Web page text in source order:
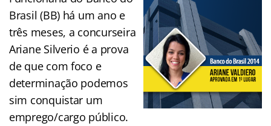
Brasil (BB) há um ano e
três meses, a concurseira
Ariane Silverio é a prova
de que com foco e
determinação podemos
sim conquistar um
emprego/cargo público.